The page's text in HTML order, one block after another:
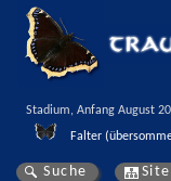
Stadium, Anfang August
Falter
Suche